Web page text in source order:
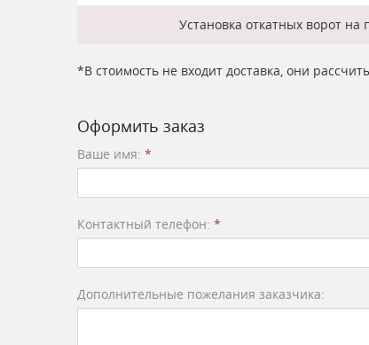
Установка откатных ворот на
*В стоимость не входит доставка, они
Оформить заказ
Ваше имя: *
Контактный телефон: *
Дополнительные пожелания заказчика: